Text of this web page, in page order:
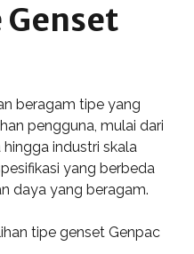
Genset
beragam tipe yang
pengguna, mulai dari
industri skala
yang berbeda
daya yang beragam.
tipe genset Genpac